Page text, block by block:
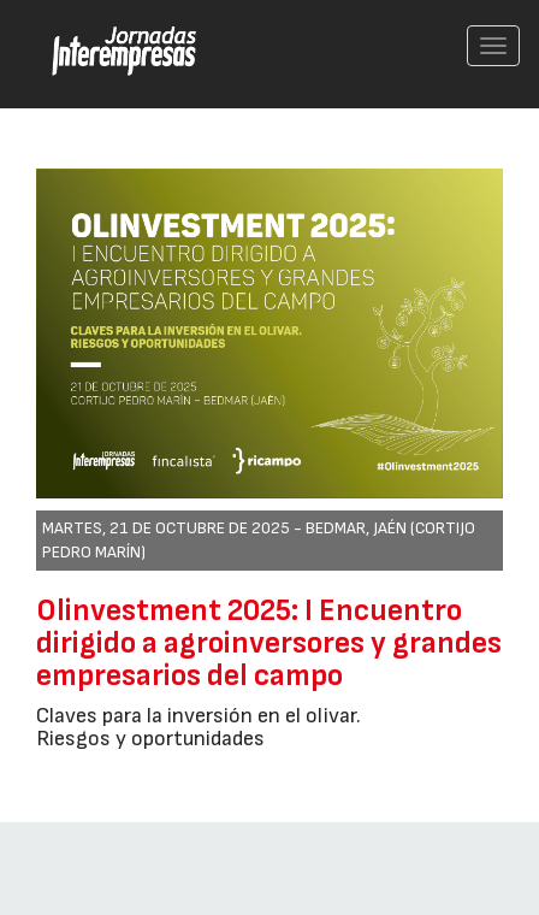
MARTES, 21 DE OCTUBRE DE 2025 - BEDMAR, JAÉN (CORTIJO
PEDRO MARÍN)
Olinvestment 2025: I Encuentro
dirigido a agroinversores y grandes
empresarios del campo
Claves para la inversión en el olivar.
Riesgos y oportunidades